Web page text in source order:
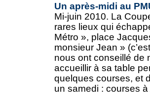
Un après-midi au
Mi-juin 2010. La
rares lieux qui
Métro », place
monsieur Jean »
nous ont conseillé de
accueillir à sa table
quelques courses, et
un samedi : courses